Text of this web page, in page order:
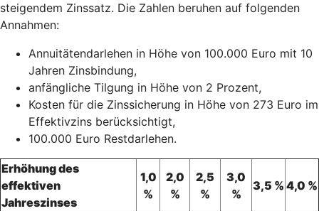
steigendem Zinssatz. Die Zahlen beruhen auf folgenden
Annahmen:
Annuitätendarlehen in Höhe von 100.000 Euro mit 10
Jahren Zinsbindung,
anfängliche Tilgung in Höhe von 2 Prozent,
Kosten für die Zinssicherung in Höhe von 273 Euro im
Effektivzins berücksichtigt,
100.000 Euro Restdarlehen.
Erhöhung des
effektiven
Jahreszinses
1,0
%
2,0
%
2,5
%
3,0
%
3,5 % 4,0 %